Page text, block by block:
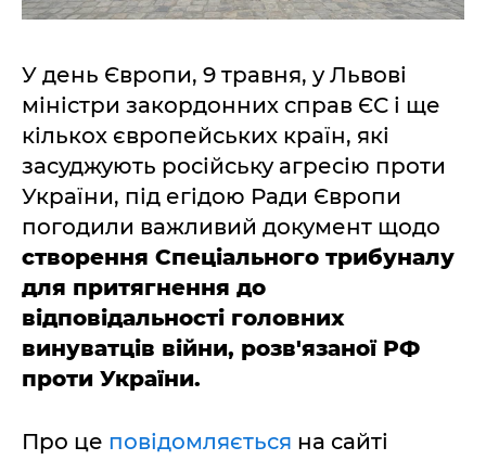
У день Європи, 9 травня, у Львові
міністри закордонних справ ЄС і ще
кількох європейських країн, які
засуджують російську агресію проти
України, під егідою Ради Європи
погодили важливий документ щодо
створення Спеціального трибуналу
для притягнення до
відповідальності головних
винуватців війни, розв'язаної РФ
проти України.
Про це повідомляється на сайті